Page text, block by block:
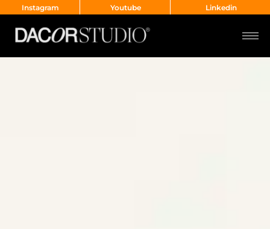
Instagram Youtube Linkedin